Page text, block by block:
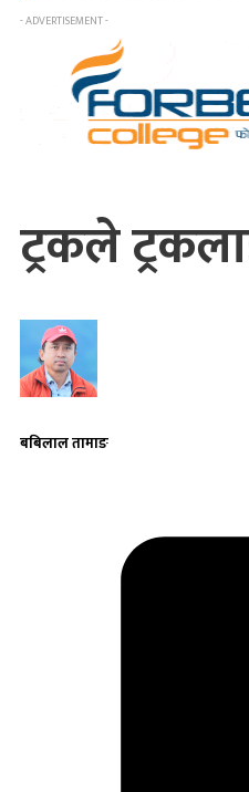
- ADVERTISEMENT -
ट्रकले
बबिलाल तामाङ